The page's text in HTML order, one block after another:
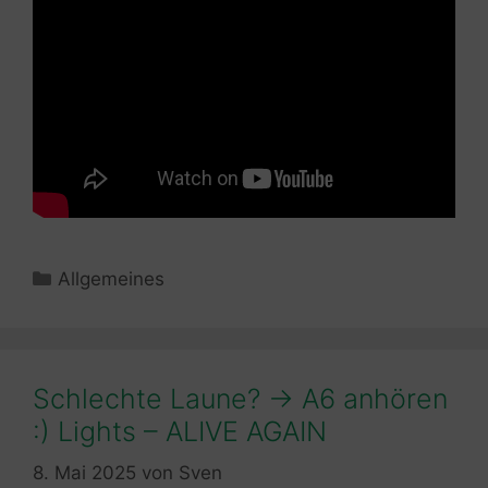
Kategorien
Allgemeines
Schlechte Laune? -> A6 anhören
:) Lights – ALIVE AGAIN
8. Mai 2025 von Sven